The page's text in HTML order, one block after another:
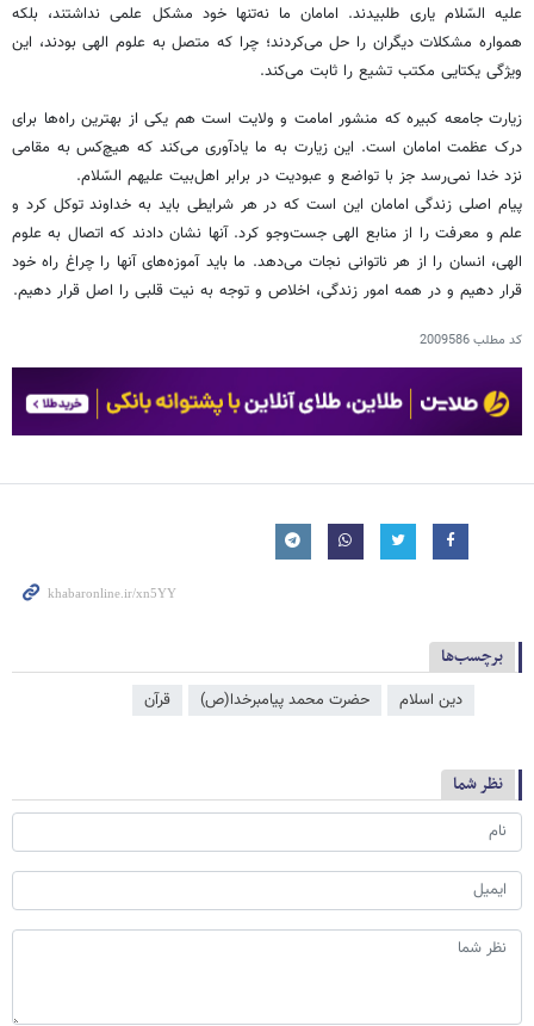
علیه السّلام یاری طلبیدند. امامان ما نه‌تنها خود مشکل علمی نداشتند، بلکه
همواره مشکلات دیگران را حل می‌کردند؛ چرا که متصل به علوم الهی بودند، این
ویژگی یکتایی مکتب تشیع را ثابت می‌کند.
زیارت جامعه کبیره که منشور امامت و ولایت است هم یکی از بهترین راه‌ها برای
درک عظمت امامان است. این زیارت به ما یادآوری می‌کند که هیچ‌کس به مقامی
نزد خدا نمی‌رسد جز با تواضع و عبودیت در برابر اهل‌بیت علیهم السّلام.
پیام اصلی زندگی امامان این است که در هر شرایطی باید به خداوند توکل کرد و
علم و معرفت را از منابع الهی جست‌وجو کرد. آنها نشان دادند که اتصال به علوم
الهی، انسان را از هر ناتوانی نجات می‌دهد. ما باید آموزه‌های آنها را چراغ راه خود
قرار دهیم و در همه امور زندگی، اخلاص و توجه به نیت قلبی را اصل قرار دهیم.
کد مطلب2009586
برچسب‌ها
دین اسلام حضرت محمد پیامبرخدا(ص) قرآن
نظر شما